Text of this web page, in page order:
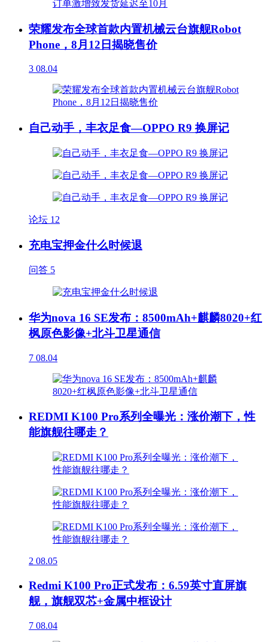
荣耀发布全球首款内置机械云台旗舰Robot
Phone，8月12日揭晓售价
3 08.04
自己动手，丰衣足食—OPPO R9 换屏记
论坛 12
充电宝押金什么时候退
问答 5
华为nova 16 SE发布：8500mAh+麒麟8020+红
枫原色影像+北斗卫星通信
7 08.04
REDMI K100 Pro系列全曝光：涨价潮下，性
能旗舰往哪走？
2 08.05
Redmi K100 Pro正式发布：6.59英寸直屏旗
舰，旗舰双芯+金属中框设计
7 08.04